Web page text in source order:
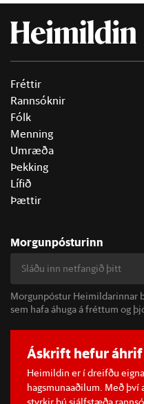
Fréttir
Rannsóknir
Fólk
Menning
Umræða
Þekking
Lífið
Þættir
Morgunpósturinn
Morgunpóstur Heimildarinnar
sem hafa áhuga á fréttum og
Áskrift hefur áhrif
Heimildin er í dreifðu
hagsmunaaðilum. Með